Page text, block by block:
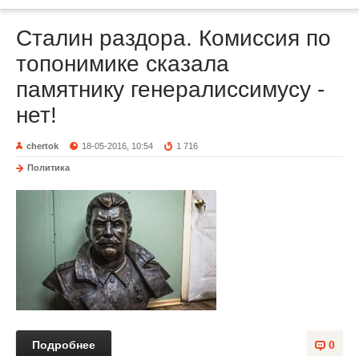
Сталин раздора. Комиссия по
топонимике сказала
памятнику генералиссимусу -
нет!
chertok 18-05-2016, 10:54 1 716
Политика
0
Подробнее